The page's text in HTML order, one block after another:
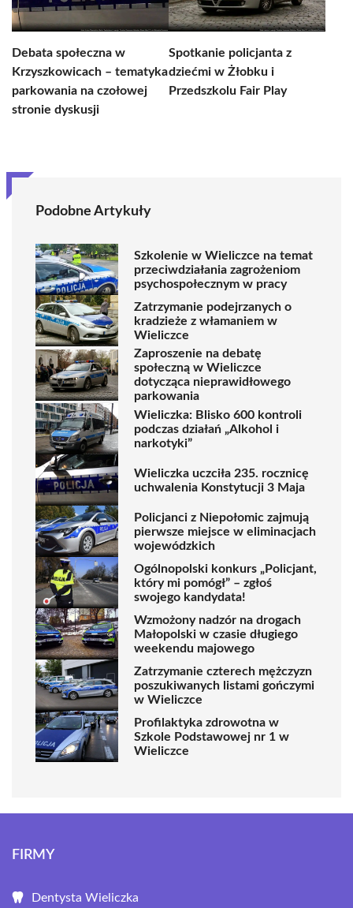
Debata społeczna w
Krzyszkowicach – tematyka
parkowania na czołowej
stronie dyskusji
Spotkanie policjanta z
dziećmi w Żłobku i
Przedszkolu Fair Play
Podobne Artykuły
Szkolenie w Wieliczce na temat
przeciwdziałania zagrożeniom
psychospołecznym w pracy
Zatrzymanie podejrzanych o
kradzieże z włamaniem w
Wieliczce
Zaproszenie na debatę
społeczną w Wieliczce
dotycząca nieprawidłowego
parkowania
Wieliczka: Blisko 600 kontroli
podczas działań „Alkohol i
narkotyki”
Wieliczka uczciła 235. rocznicę
uchwalenia Konstytucji 3 Maja
Policjanci z Niepołomic zajmują
pierwsze miejsce w eliminacjach
wojewódzkich
Ogólnopolski konkurs „Policjant,
który mi pomógł” – zgłoś
swojego kandydata!
Wzmożony nadzór na drogach
Małopolski w czasie długiego
weekendu majowego
Zatrzymanie czterech mężczyzn
poszukiwanych listami gończymi
w Wieliczce
Profilaktyka zdrowotna w
Szkole Podstawowej nr 1 w
Wieliczce
FIRMY
Dentysta Wieliczka